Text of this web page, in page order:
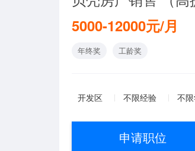
5000-12000元/月
年终奖 工龄奖
开发区 不限经验 不
申请职位